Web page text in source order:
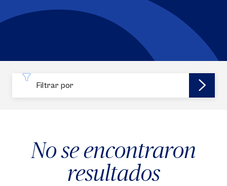
Filtrar por
No se encontraron
resultados